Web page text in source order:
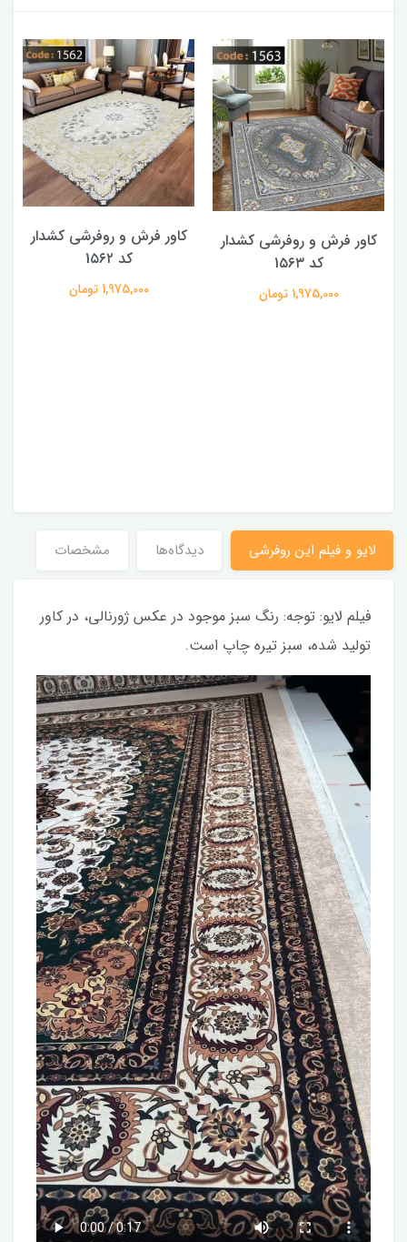
کاور فرش و روفرشی کشدار
کد 1۵۶۳
1,975,000 تومان
کاور فرش و روفرشی کشدار
کد 1۵۶۲
1,975,000 تومان
لایو و فیلم این روفرشی دیدگاه‌ها مشخصات
فیلم لایو: توجه: رنگ سبز موجود در عکس ژورنالی، در کاور
تولید شده، سبز تیره چاپ است.